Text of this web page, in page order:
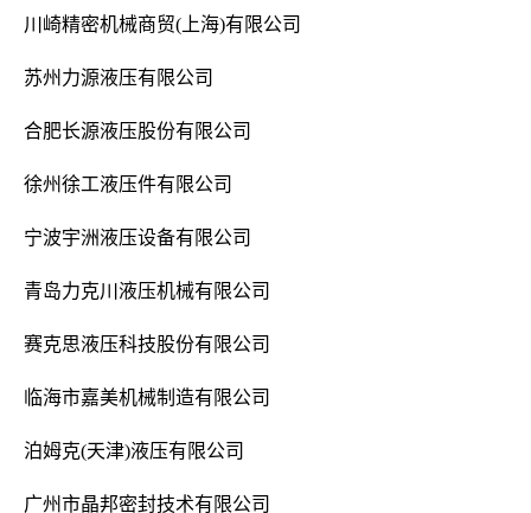
川崎精密机械商贸(上海)有限公司
苏州力源液压有限公司
合肥长源液压股份有限公司
徐州徐工液压件有限公司
宁波宇洲液压设备有限公司
青岛力克川液压机械有限公司
赛克思液压科技股份有限公司
临海市嘉美机械制造有限公司
泊姆克(天津)液压有限公司
广州市晶邦密封技术有限公司